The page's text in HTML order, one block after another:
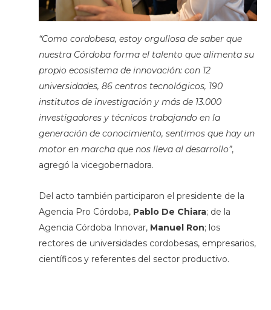
“Como cordobesa, estoy orgullosa de saber que
nuestra Córdoba forma el talento que alimenta su
propio ecosistema de innovación: con 12
universidades, 86 centros tecnológicos, 190
institutos de investigación y más de 13.000
investigadores y técnicos trabajando en la
generación de conocimiento, sentimos que hay un
motor en marcha que nos lleva al desarrollo”,
agregó la vicegobernadora.
Del acto también participaron el presidente de la
Agencia Pro Córdoba, Pablo De Chiara; de la
Agencia Córdoba Innovar, Manuel Ron; los
rectores de universidades cordobesas, empresarios,
científicos y referentes del sector productivo.